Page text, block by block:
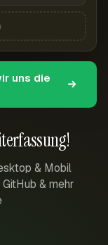
& Mobil
& mehr
uns die